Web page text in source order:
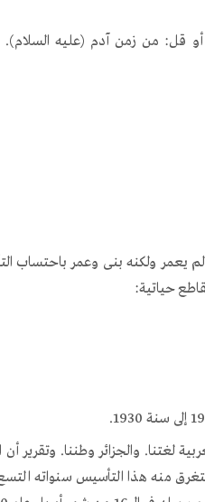
قل: من زمن آدم (عليه السلام).
ولكنه بنى وعمر باحتساب
لغتنا. والجزائر وطننا. وتقرير
منه هذا التأسيس سنواته